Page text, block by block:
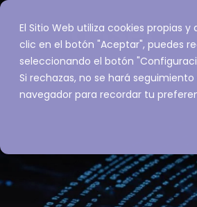
El Sitio Web utiliza cookies propias
clic en el botón "Aceptar", puedes
seleccionando el botón
Si rechazas, no se hará
navegador para recordar tu